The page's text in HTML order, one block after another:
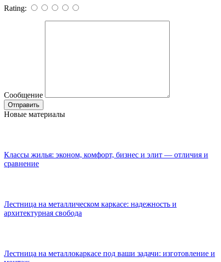
Rating:
Сообщение
Новые материалы
Классы жилья: эконом, комфорт, бизнес и элит — отличия и
сравнение
Лестница на металлическом каркасе: надежность и
архитектурная свобода
Лестница на металлокаркасе под ваши задачи: изготовление и